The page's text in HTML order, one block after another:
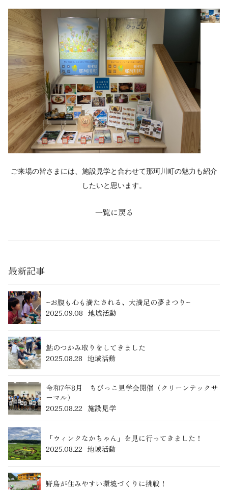
最新記事
~お腹も心も満たされる、大満足の夢まつり~
2025.09.08 地域活動
鮎のつかみ取りをしてきました
2025.08.28 地域活動
令和7年8月 ちびっこ見学会開催（クリーンテックサ
ーマル）
2025.08.22 施設見学
「ウィンクなかちゃん」を見に行ってきました！
2025.08.22 地域活動
野鳥が住みやすい環境づくりに挑戦！
ご来場の皆さまには、施設見学と合わせて那珂川町の魅力も紹介
したいと思います。
一覧に戻る